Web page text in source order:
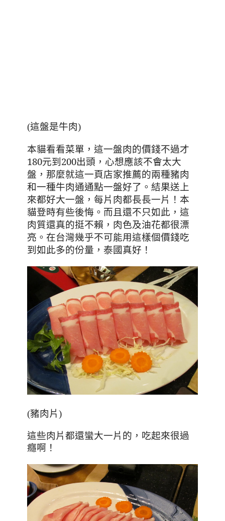
(這盤是牛肉)
本貓看看菜單，這一盤肉的價錢不過才
180元到200出頭，心想應該不會太大
盤，那麼就這一頁店家推薦的兩種豬肉
和一種牛肉通通點一盤好了。結果送上
來都好大一盤，每片肉都長長一片！本
貓登時有些後悔。而且還不只如此，這
肉質還真的挺不賴，肉色及油花都很漂
亮。 在台灣幾乎不可能用這樣個價錢吃
到如此多的份量，泰國真好！
(豬肉片)
這些肉片都還蠻大一片的，吃起來很過
癮啊！